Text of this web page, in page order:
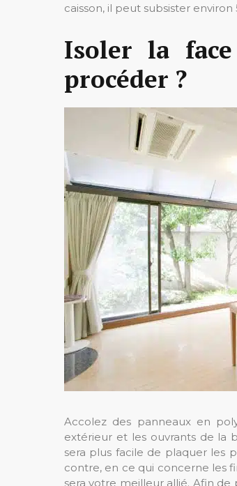
caisson, il peut subsister
Isoler la
procéder ?
Accolez des panneaux en
extérieur et les ouvrants de la
sera plus facile de plaquer les
contre, en ce qui concerne les
sera votre meilleur allié. Afin